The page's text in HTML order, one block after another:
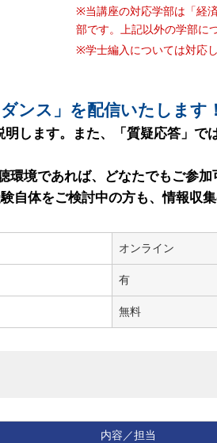
※当講座の対応学部は「経
部です。上記以外の学部に
※学士編入については対応
ンス」を配信いたします！
します。また、「質疑応答」で
境であれば、どなたでもご参加
体をご検討中の方も、情報収
オンライン
有
無料
内容／担当